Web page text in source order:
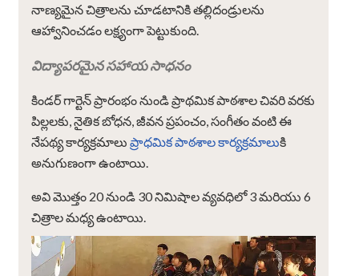
నాణ్యమైన చిత్రాలను చూడటానికి తల్లిదండ్రులను
ఆహ్వానించడం లక్ష్యంగా పెట్టుకుంది.
విద్యాపరమైన సహాయ సాధనం
కిండర్ గార్టెన్ ప్రారంభం నుండి ప్రాథమిక పాఠశాల చివరి వరకు
పిల్లలకు, నైతిక బోధన, జీవన ప్రపంచం, సంగీతం వంటి ఈ
నేపథ్య కార్యక్రమాలు ప్రాధమిక పాఠశాల కార్యక్రమాలుకి
అనుగుణంగా ఉంటాయి.
అవి మొత్తం 20 నుండి 30 నిమిషాల వ్యవధిలో 3 మరియు 6
చిత్రాల మధ్య ఉంటాయి.